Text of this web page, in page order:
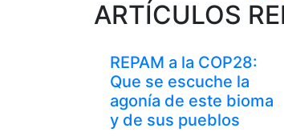
ARTÍCULOS
REPAM a la COP28:
Que se escuche la
agonía de este bioma
y de sus pueblos